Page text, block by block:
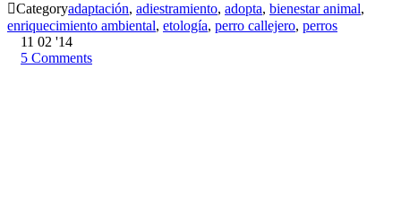
Categoryadaptación, adiestramiento, adopta, bienestar animal,
enriquecimiento ambiental, etología, perro callejero, perros
11 02 '14
5 Comments